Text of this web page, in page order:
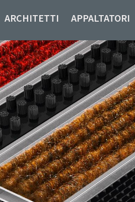
ARCHITETTI APPALTATORI